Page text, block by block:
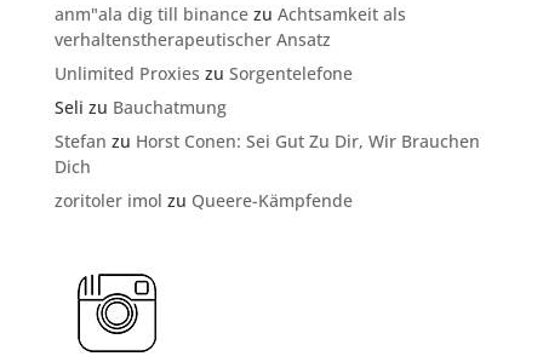
anm"ala dig till binancezu Achtsamkeit als
verhaltenstherapeutischer Ansatz
Unlimited Proxies zu Sorgentelefone
Seli zu Bauchatmung
Stefan zu Horst Conen: Sei Gut Zu Dir, Wir Brauchen
Dich
zoritoler imol zu Queere-Kämpfende